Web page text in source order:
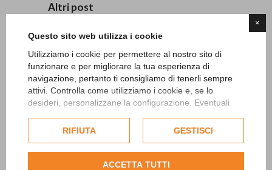
×
Questo sito web utilizza i cookie
Utilizziamo i cookie per permettere al nostro sito di
funzionare e per migliorare la tua esperienza di
navigazione, pertanto ti consigliamo di tenerli sempre
attivi. Controlla come utilizziamo i cookie e, se lo
desideri, personalizzane la configurazione. Eventuali
esclusivamente previa acquisizione del consenso
RIFIUTA GESTISCI
ACCETTA TUTTI
Altri post
Lunedì 20 e martedì 21 aprile carotatura green
13/04/2026 - News
Safeguarding
27/06/2024 - News
“Ryder SFIDA women vs men”
15/05/2024 - News